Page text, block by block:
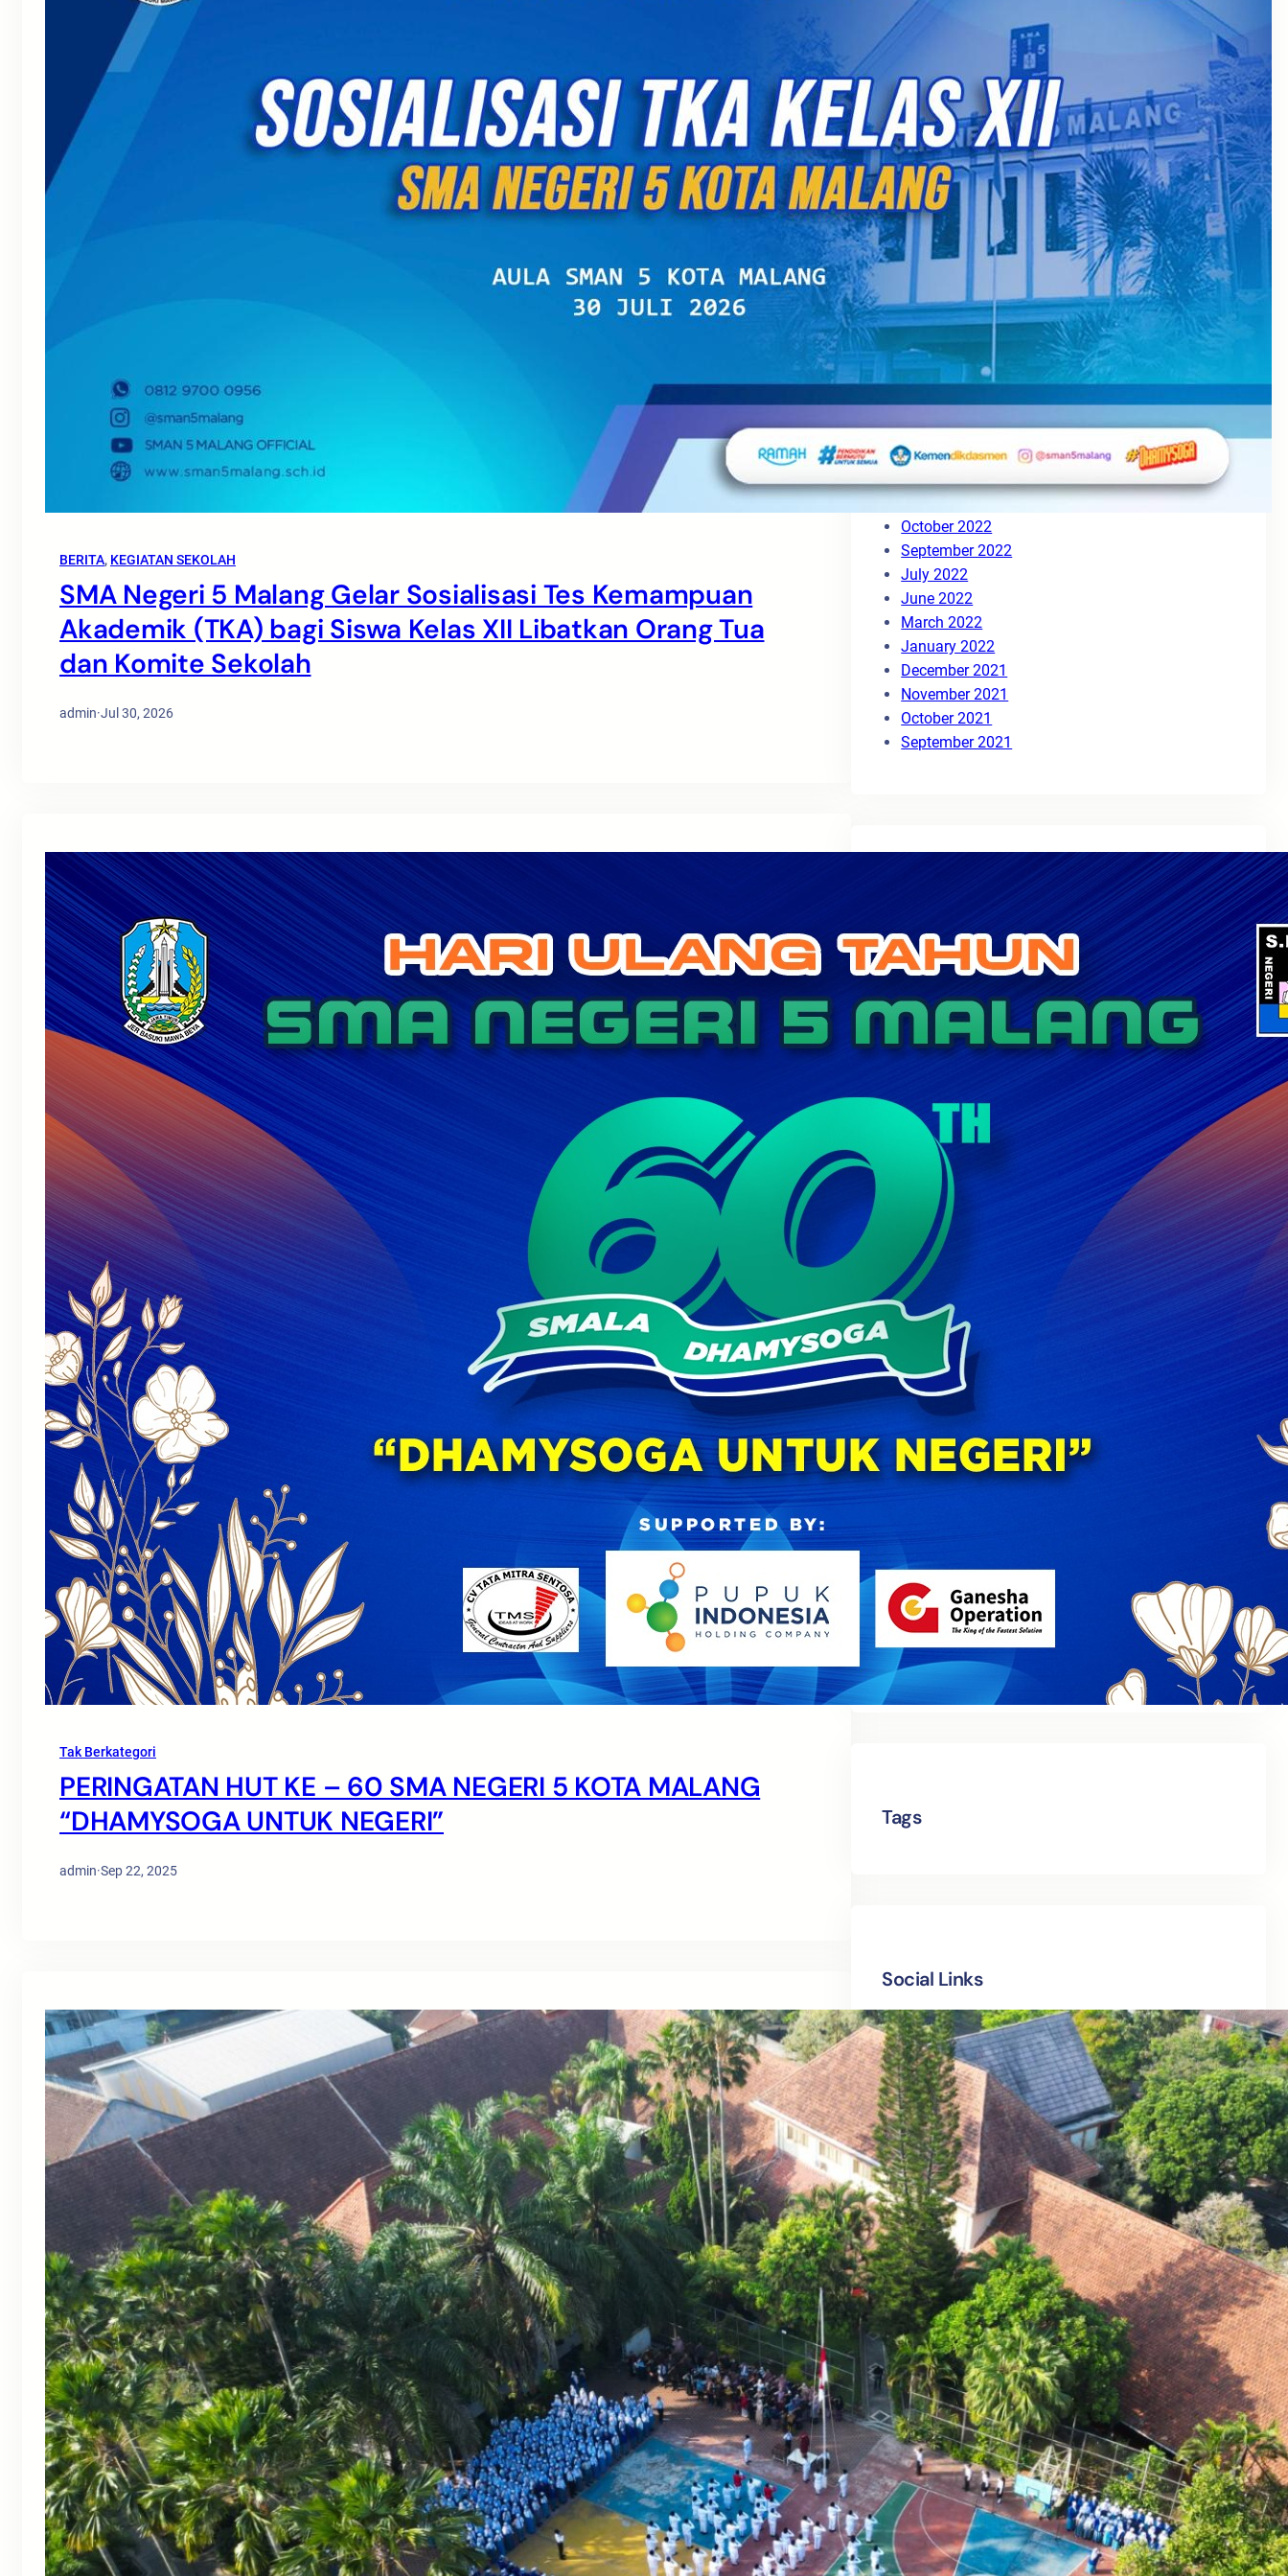
BERITA, KEGIATAN SEKOLAH
SMA Negeri 5 Malang Gelar Sosialisasi Tes Kemampuan
Akademik (TKA) bagi Siswa Kelas XII Libatkan Orang Tua
dan Komite Sekolah
admin·Jul 30, 2026
Tak Berkategori
PERINGATAN HUT KE – 60 SMA NEGERI 5 KOTA MALANG
“DHAMYSOGA UNTUK NEGERI”
admin·Sep 22, 2025
July 2026
September 2025
August 2025
July 2025
May 2025
April 2025
March 2025
February 2025
January 2025
December 2024
November 2024
September 2024
May 2024
April 2024
October 2023
August 2023
May 2023
March 2023
November 2022
October 2022
September 2022
July 2022
June 2022
March 2022
January 2022
December 2021
November 2021
October 2021
September 2021
BERITA
BERITA PENDIDIKAN
KEGIATAN SEKOLAH
KERJA SAMA
KOLOM GURU
Tak Berkategori
Recent Posts
SMA Negeri 5 Malang Gelar Sosialisasi Tes
Kemampuan Akademik (TKA) bagi Siswa Kelas
XII Libatkan Orang Tua dan Komite Sekolah
30 July 2026
PERINGATAN HUT KE – 60 SMA NEGERI 5 KOTA
MALANG “DHAMYSOGA UNTUK NEGERI”
22 September 2025
Semarak Kemerdekaan di SMAN 5 Malang: Dari
Lomba Unik Hingga Upacara Khidmat, Siswa
Disiplin Positif
31 July 2025
MPLS 2025
11 July 2025
Tags
Social Links
Facebook Twitter LinkedIn Instagram